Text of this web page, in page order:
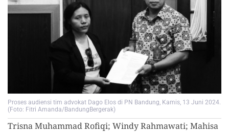
Proses audiensi tim advokat Dago Elos di PN Bandung, Kamis, 13 Juni 2024.
(Foto: Fitri Amanda/BandungBergerak)
Trisna Muhammad Rofiqi; Windy Rahmawati; Mahisa